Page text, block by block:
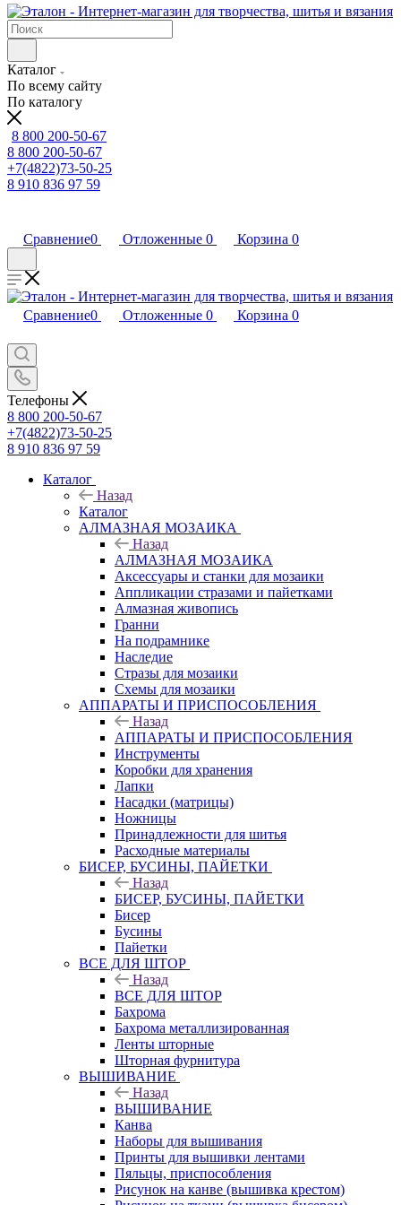
Каталог
По всему сайту
По каталогу
8 800 200-50-67
8 800 200-50-67
+7(4822)73-50-25
8 910 836 97 59
Сравнение0 Отложенные 0 Корзина 0
Сравнение0 Отложенные 0 Корзина 0
Телефоны
8 800 200-50-67
+7(4822)73-50-25
8 910 836 97 59
Каталог
Назад
Каталог
АЛМАЗНАЯ МОЗАИКА
Назад
АЛМАЗНАЯ МОЗАИКА
Аксессуары и станки для мозаики
Аппликации стразами и пайетками
Алмазная живопись
Гранни
На подрамнике
Наследие
Стразы для мозаики
Схемы для мозаики
АППАРАТЫ И ПРИСПОСОБЛЕНИЯ
Назад
АППАРАТЫ И ПРИСПОСОБЛЕНИЯ
Инструменты
Коробки для хранения
Лапки
Насадки (матрицы)
Ножницы
Принадлежности для шитья
Расходные материалы
БИСЕР, БУСИНЫ, ПАЙЕТКИ
Назад
БИСЕР, БУСИНЫ, ПАЙЕТКИ
Бисер
Бусины
Пайетки
ВСЕ ДЛЯ ШТОР
Назад
ВСЕ ДЛЯ ШТОР
Бахрома
Бахрома металлизированная
Ленты шторные
Шторная фурнитура
ВЫШИВАНИЕ
Назад
ВЫШИВАНИЕ
Канва
Наборы для вышивания
Принты для вышивки лентами
Пяльцы, приспособления
Рисунок на канве (вышивка крестом)